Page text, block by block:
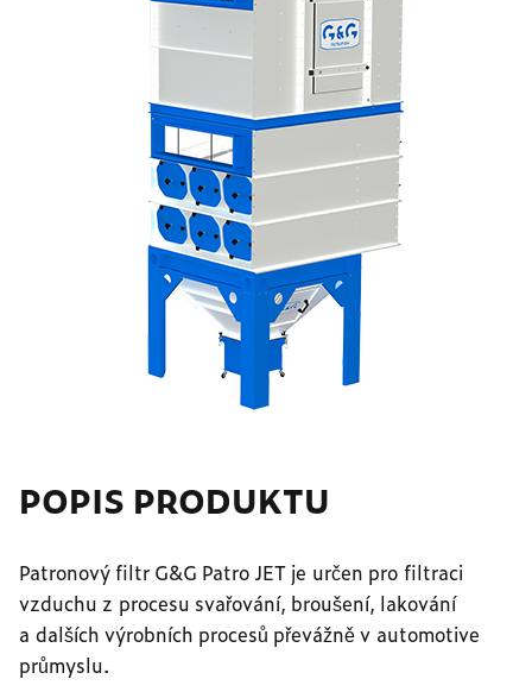
POPIS PRODUKTU
Patronový filtr G&G Patro JET je určen pro filtraci
vzduchu z procesu svařování, broušení, lakování
a dalších výrobních procesů převážně v automotive
průmyslu.